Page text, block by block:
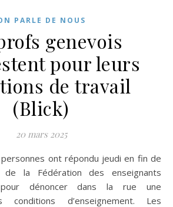
PARLE DE NOUS
genevois
pour leurs
de travail
(Blick)
20 mars 2025
de la Fédération des enseignants
pour dénoncer dans la rue une
conditions d’enseignement. Les